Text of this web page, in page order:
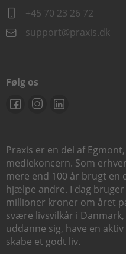
+45 70 23 26 72
support@praxis.dk
Følg os
Praxis er en del af
mediekoncern. Som
mere end 100 år brugt en
hjælpe andre. I dag
millioner kroner om året
svære livsvilkår i
uddanne sig, have en
skabe et godt liv.